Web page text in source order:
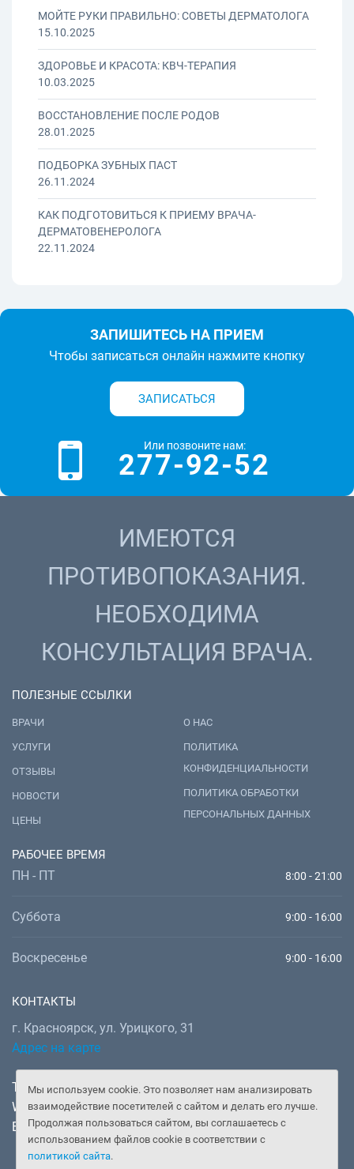
МОЙТЕ РУКИ ПРАВИЛЬНО: СОВЕТЫ ДЕРМАТОЛОГА
15.10.2025
ЗДОРОВЬЕ И КРАСОТА: КВЧ-ТЕРАПИЯ
10.03.2025
ВОССТАНОВЛЕНИЕ ПОСЛЕ РОДОВ
28.01.2025
ПОДБОРКА ЗУБНЫХ ПАСТ
26.11.2024
КАК ПОДГОТОВИТЬСЯ К ПРИЕМУ ВРАЧА-
ДЕРМАТОВЕНЕРОЛОГА
22.11.2024
ЗАПИШИТЕСЬ НА ПРИЕМ
Чтобы записаться онлайн нажмите кнопку
ЗАПИСАТЬСЯ
Или позвоните нам:
277-92-52
Мы используем cookie. Это позволяет нам анализировать
взаимодействие посетителей с сайтом и делать его лучше.
Продолжая пользоваться сайтом, вы соглашаетесь с
использованием файлов cookie в соответствии с
политикой сайта.
ИМЕЮТСЯ
ПРОТИВОПОКАЗАНИЯ.
НЕОБХОДИМА
КОНСУЛЬТАЦИЯ ВРАЧА.
ПОЛЕЗНЫЕ ССЫЛКИ
ВРАЧИ
УСЛУГИ
ОТЗЫВЫ
НОВОСТИ
ЦЕНЫ
О НАС
ПОЛИТИКА
КОНФИДЕНЦИАЛЬНОСТИ
ПОЛИТИКА ОБРАБОТКИ
ПЕРСОНАЛЬНЫХ ДАННЫХ
РАБОЧЕЕ ВРЕМЯ
ПН - ПТ 8:00 - 21:00
Суббота 9:00 - 16:00
Воскресенье 9:00 - 16:00
КОНТАКТЫ
г. Красноярск, ул. Урицкого, 31
Адрес на карте
Телефон: +7 (391) 277-92-52
WhatsApp, Telegram:+7 (902) 982-02-14
Email: doctor@gooddoctor.ru